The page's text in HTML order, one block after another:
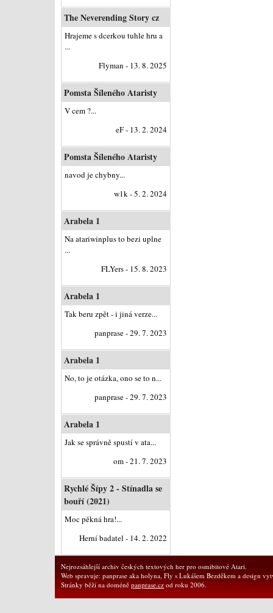
The Neverending Story cz
Hrajeme s dcerkou tuhle hru a
...
Flyman - 13. 8. 2025
Pomsta Šíleného Ataristy
V cem ?...
eF - 13. 2. 2024
Pomsta Šíleného Ataristy
navod je chybny...
w1k - 5. 2. 2024
Arabela 1
Na atariwinplus to bezi uplne
...
FLYers - 15. 8. 2023
Arabela 1
Tak beru zpět - i jiná verze...
panprase - 29. 7. 2023
Arabela 1
No, to je otázka, ono se to n...
panprase - 29. 7. 2023
Arabela 1
Jak se správně spustí v ata...
om - 21. 7. 2023
Rychlé Šípy 2 - Stínadla se
bouří (2021)
Moc pěkná hra!...
Herní badatel - 14. 2. 2022
Nejrozsáhlejší archiv českých textových her pro osmibitové Atari.
Web spravuje: panprase aka holyna, Fly s Lukášem Bezděkem a design
Stránky běží na doméně panprase.cz od roku 2006.